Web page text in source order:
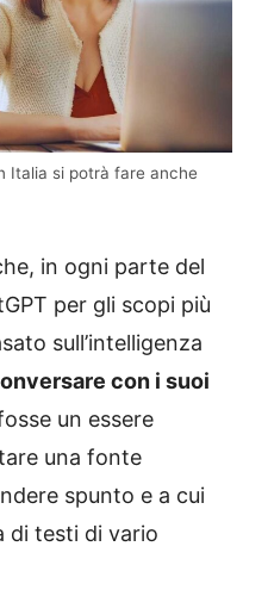
Italia si potrà fare anche
in ogni parte del
per gli scopi più
sull’intelligenza
con i suoi
un essere
una fonte
spunto e a cui
di testi di vario